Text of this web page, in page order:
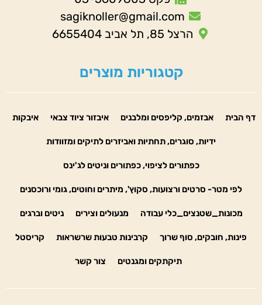
sagiknoller@gmail.com
הרצל 85, תל אביב 6655404
קטגוריות מוצרים
דף הבית אבזמים, קליפסים ומלבנים איבזור ציוד צבאי איבקות
ידיות, סוגרים, תחתיות ואביזרים לתיקים ומזוודות
כפתורים לציפוי, כפתורים וניטים לג'ינס
לפי מטר- סרטים ורצועות, סקוץ', מיתרים וחוטים, גומי ורוכסנים
מכונות_שטנצים_כלי עבודה מנעולים וצירים ניטים וברגים
פינות, חובקים, סוף שרוך קרבינות טבעות שרשראות קריסטל
תיקתקים ומגנטים צור קשר